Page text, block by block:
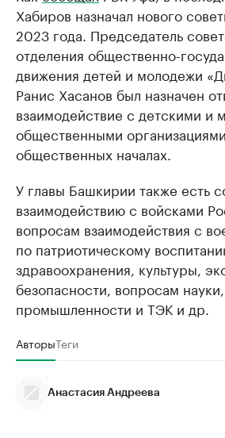
Хабиров назначал нового
2023 года. Председатель
отделения общественно-
движения детей и молодежи
Ранис Хасанов был назначен
взаимодействие с детскими и
общественными
общественных началах.
У главы Башкирии также есть
взаимодействию с войсками
вопросам взаимодействия с
по патриотическому
здравоохранения, культуры,
безопасности, вопросам науки,
промышленности и ТЭК и др.
АвторыТеги
Анастасия Андреева